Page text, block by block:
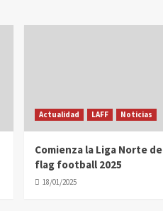
Actualidad LAFF Noticias
Comienza la Liga Norte de
flag football 2025
18/01/2025